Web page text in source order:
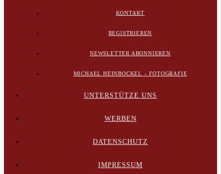
KONTAKT
REGISTRIEREN
NEWSLETTER ABONNIEREN
MICHAEL HEINBOCKEL – FOTOGRAFIE
UNTERSTÜTZE UNS
WERBEN
DATENSCHUTZ
IMPRESSUM